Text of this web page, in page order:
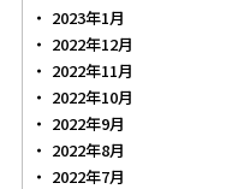
2023年1月
2022年12月
2022年11月
2022年10月
2022年9月
2022年8月
2022年7月